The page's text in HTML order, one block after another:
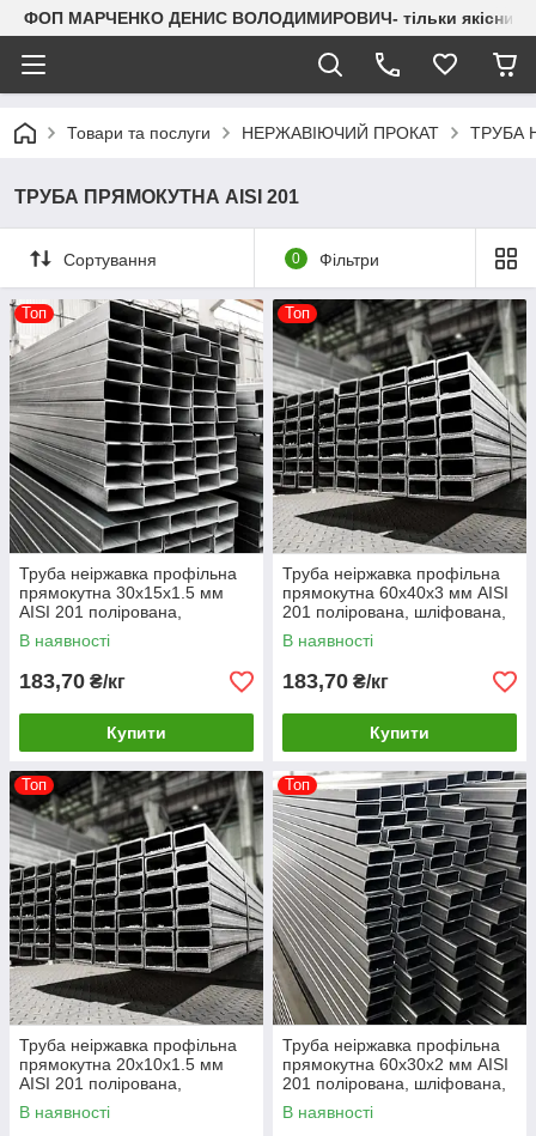
ФОП МАРЧЕНКО ДЕНИС ВОЛОДИМИРОВИЧ- тільки якісний
Товари та послуги НЕРЖАВІЮЧИЙ ПРОКАТ ТРУБА
ТРУБА ПРЯМОКУТНА AISI 201
Сортування 0 Фільтри
Топ
Труба неіржавка профільна
прямокутна 30х15х1.5 мм
AISI 201 полірована,
шліфована, матова
В наявності
183,70 ₴/кг
Купити
Топ
Труба неіржавка профільна
прямокутна 60х40х3 мм AISI
201 полірована, шліфована,
матова
В наявності
183,70 ₴/кг
Купити
Топ
Труба неіржавка профільна
прямокутна 20х10х1.5 мм
AISI 201 полірована,
шліфована, матова
В наявності
Топ
Труба неіржавка профільна
прямокутна 60х30х2 мм AISI
201 полірована, шліфована,
матова
В наявності